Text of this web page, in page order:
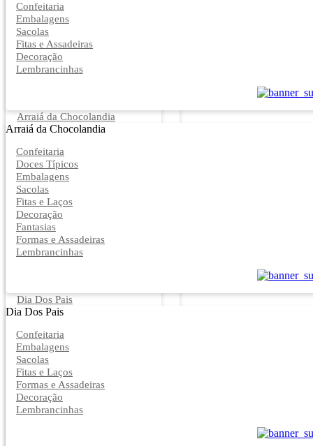
Confeitaria
Embalagens
Sacolas
Fitas e Assadeiras
Decoração
Lembrancinhas
Arraiá da Chocolandia
Arraiá da Chocolandia
Confeitaria
Doces Típicos
Embalagens
Sacolas
Fitas e Laços
Decoração
Fantasias
Formas e Assadeiras
Lembrancinhas
Dia Dos Pais
Dia Dos Pais
Confeitaria
Embalagens
Sacolas
Fitas e Laços
Formas e Assadeiras
Decoração
Lembrancinhas